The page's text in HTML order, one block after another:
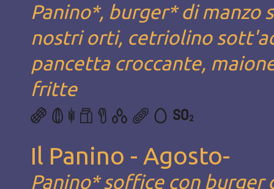
Panino*, burger* di manzo
nostri orti, cetriolino
pancetta croccante,
fritte
Il Panino - Agosto-
Panino* soffice con burger